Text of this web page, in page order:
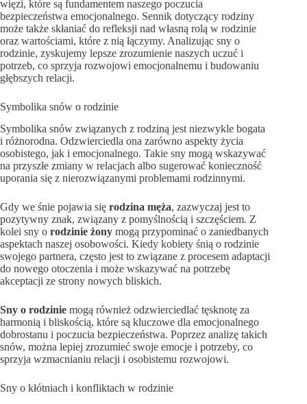
więzi, które są fundamentem naszego poczucia
bezpieczeństwa emocjonalnego. Sennik dotyczący rodziny
może także skłaniać do refleksji nad własną rolą w rodzinie
oraz wartościami, które z nią łączymy. Analizując sny o
rodzinie, zyskujemy lepsze zrozumienie naszych uczuć i
potrzeb, co sprzyja rozwojowi emocjonalnemu i budowaniu
głębszych relacji.
Symbolika snów o rodzinie
Symbolika snów związanych z rodziną jest niezwykle bogata
i różnorodna. Odzwierciedla ona zarówno aspekty życia
osobistego, jak i emocjonalnego. Takie sny mogą wskazywać
na przyszłe zmiany w relacjach albo sugerować konieczność
uporania się z nierozwiązanymi problemami rodzinnymi.
Gdy we śnie pojawia się rodzina męża, zazwyczaj jest to
pozytywny znak, związany z pomyślnością i szczęściem. Z
kolei sny o rodzinie żony mogą przypominać o zaniedbanych
aspektach naszej osobowości. Kiedy kobiety śnią o rodzinie
swojego partnera, często jest to związane z procesem adaptacji
do nowego otoczenia i może wskazywać na potrzebę
akceptacji ze strony nowych bliskich.
Sny o rodzinie mogą również odzwierciedlać tęsknotę za
harmonią i bliskością, które są kluczowe dla emocjonalnego
dobrostanu i poczucia bezpieczeństwa. Poprzez analizę takich
snów, można lepiej zrozumieć swoje emocje i potrzeby, co
sprzyja wzmacnianiu relacji i osobistemu rozwojowi.
Sny o kłótniach i konfliktach w rodzinie